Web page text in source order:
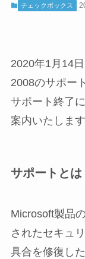
チェックボックス
2020年1月14
2008のサポー
サポート終了
案内いたします
サポートとは
Microsoft製品
されたセキュ
具合を修復し